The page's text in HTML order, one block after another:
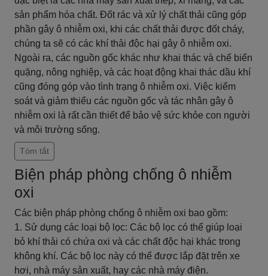
sản phẩm hóa chất. Đốt rác và xử lý chất thải cũng góp
phần gây ô nhiễm oxi, khi các chất thải được đốt cháy,
chúng ta sẽ có các khí thải độc hại gây ô nhiễm oxi.
Ngoài ra, các nguồn gốc khác như khai thác và chế biến
quặng, nông nghiệp, và các hoạt động khai thác dầu khí
cũng đóng góp vào tình trạng ô nhiễm oxi. Việc kiểm
soát và giảm thiểu các nguồn gốc và tác nhân gây ô
nhiễm oxi là rất cần thiết để bảo vệ sức khỏe con người
và môi trường sống.
Tóm tắt
Biện pháp phòng chống ô nhiễm
oxi
Các biện pháp phòng chống ô nhiễm oxi bao gồm:
1. Sử dụng các loại bộ lọc: Các bộ lọc có thể giúp loại
bỏ khí thải có chứa oxi và các chất độc hại khác trong
không khí. Các bộ lọc này có thể được lắp đặt trên xe
hơi, nhà máy sản xuất, hay các nhà máy điện.